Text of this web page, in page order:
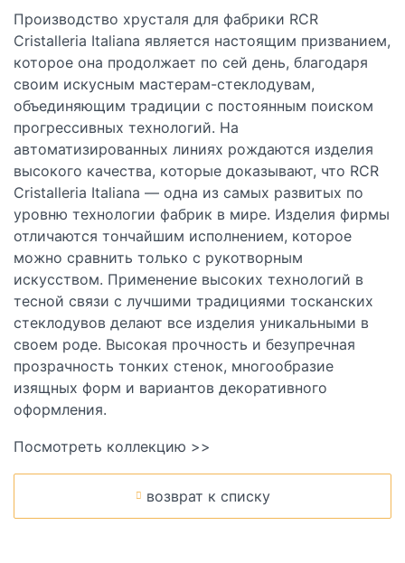
Производство хрусталя для фабрики RCR
Cristalleria Italiana является настоящим призванием,
которое она продолжает по сей день, благодаря
своим искусным мастерам-стеклодувам,
объединяющим традиции с постоянным поиском
прогрессивных технологий. На
автоматизированных линиях рождаются изделия
высокого качества, которые доказывают, что RCR
Cristalleria Italiana — одна из самых развитых по
уровню технологии фабрик в мире. Изделия фирмы
отличаются тончайшим исполнением, которое
можно сравнить только с рукотворным
искусством. Применение высоких технологий в
тесной связи с лучшими традициями тосканских
стеклодувов делают все изделия уникальными в
своем роде. Высокая прочность и безупречная
прозрачность тонких стенок, многообразие
изящных форм и вариантов декоративного
оформления.
Посмотреть коллекцию >>
возврат к списку